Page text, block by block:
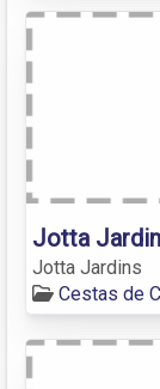
Jotta
Jotta Jardins
Cestas de